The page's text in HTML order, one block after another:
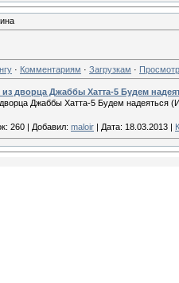
· Комментариям · Загрузкам ·
дворца Джаббы Хатта-5 Будем
Джаббы Хатта-5 Будем надеяться
260 | Добавил: maloir | Дата: 18.03.2013 |